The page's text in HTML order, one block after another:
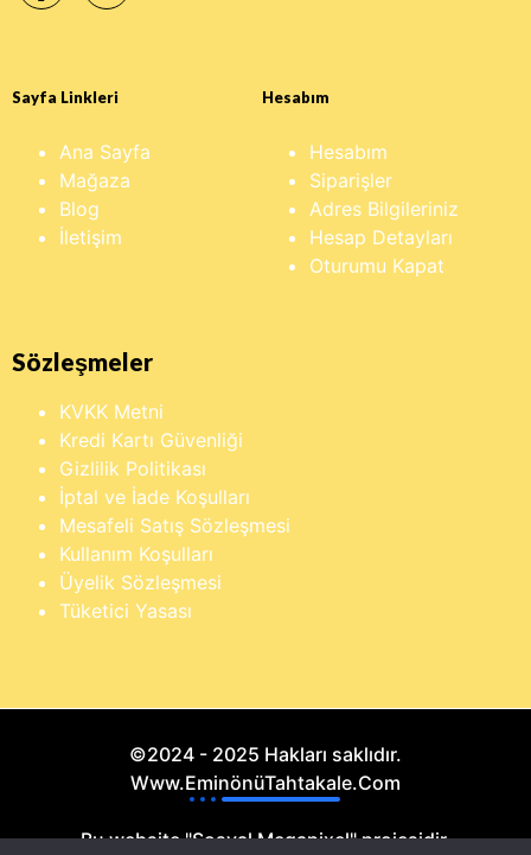
Sayfa Linkleri
Ana Sayfa
Mağaza
Blog
İletişim
Hesabım
Hesabım
Siparişler
Adres Bilgileriniz
Hesap Detayları
Oturumu Kapat
Sözleşmeler
KVKK Metni
Kredi Kartı Güvenliği
Gizlilik Politikası
İptal ve İade Koşulları
Mesafeli Satış Sözleşmesi
Kullanım Koşulları
Üyelik Sözleşmesi
Tüketici Yasası
©2024 - 2025 Hakları saklıdır.
Www.EminönüTahtakale.Com
Bu website "Sosyal Megapixel" projesidir.